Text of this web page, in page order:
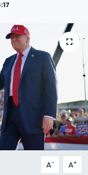
A- A+